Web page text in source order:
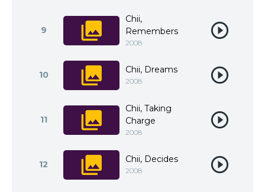
9
Chii,
Remembers
2008
10 Chii, Dreams
2008
11
Chii, Taking
Charge
2008
12 Chii, Decides
2008